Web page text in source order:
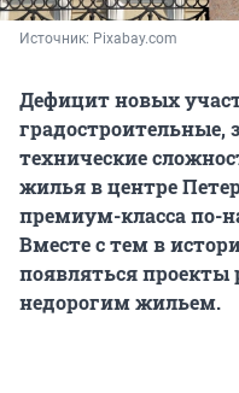
Источник: Pixabay.com
Дефицит новых
градостроительные,
технические
жилья в центре
премиум-класса по-
Вместе с тем в
появляться проекты
недорогим жильем.